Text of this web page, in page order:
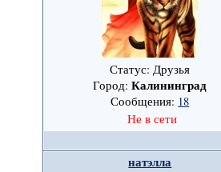
Статус: Друзья
Город:Калининград
Сообщения: 18
Не в сети
натэлла